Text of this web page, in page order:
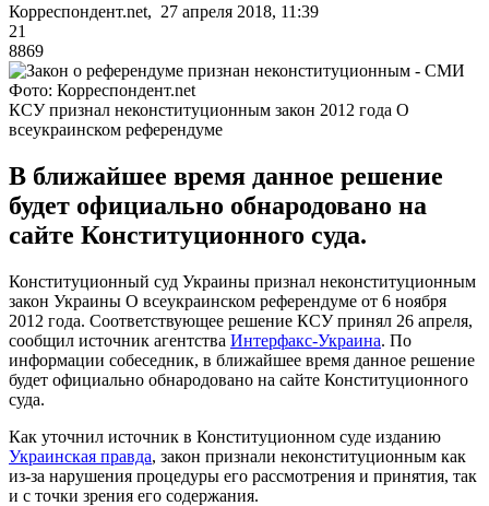
Корреспондент.net, 27 апреля 2018, 11:39
21
8869
Фото: Корреспондент.net
КСУ признал неконституционным закон 2012 года О
всеукраинском референдуме
В ближайшее время данное решение
будет официально обнародовано на
сайте Конституционного суда.
Конституционный суд Украины признал неконституционным
закон Украины О всеукраинском референдуме от 6 ноября
2012 года. Соответствующее решение КСУ принял 26 апреля,
сообщил источник агентства Интерфакс-Украина. По
информации собеседник, в ближайшее время данное решение
будет официально обнародовано на сайте Конституционного
суда.
Как уточнил источник в Конституционном суде изданию
Украинская правда, закон признали неконституционным как
из-за нарушения процедуры его рассмотрения и принятия, так
и с точки зрения его содержания.